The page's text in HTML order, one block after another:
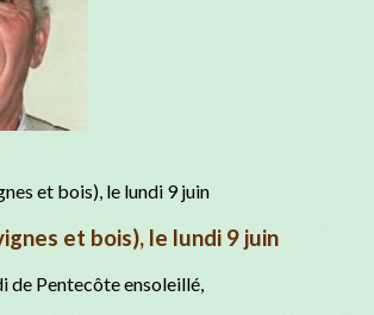
et bois), le lundi 9 juin
de Pentecôte ensoleillé,